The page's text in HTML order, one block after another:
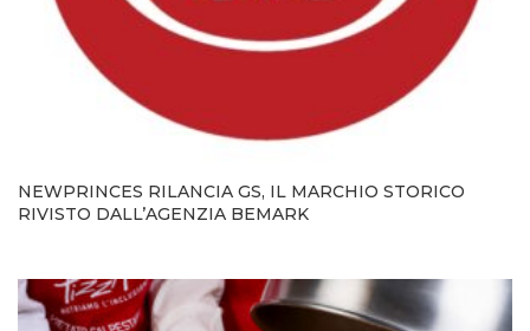
NEWPRINCES RILANCIA GS, IL MARCHIO STORICO
RIVISTO DALL’AGENZIA BEMARK